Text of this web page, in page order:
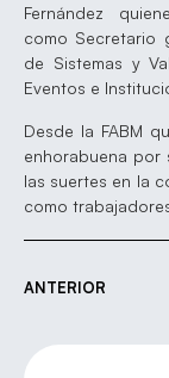
Fernández
como Secretario
de Sistemas y
Eventos e
Desde la FABM
enhorabuena por
las suertes en la
como
ANTERIOR